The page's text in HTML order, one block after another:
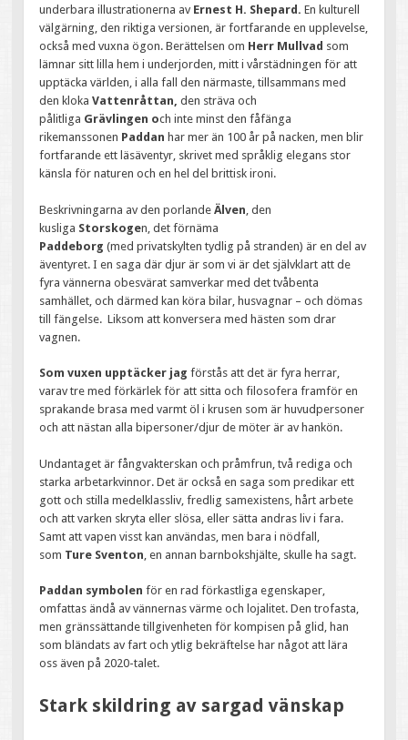
underbara illustrationerna av Ernest H. Shepard. En kulturell
välgärning, den riktiga versionen, är fortfarande en upplevelse,
också med vuxna ögon. Berättelsen om Herr Mullvad som
lämnar sitt lilla hem i underjorden, mitt i vårstädningen för att
upptäcka världen, i alla fall den närmaste, tillsammans med
den klokaVattenråttan, den sträva och
pålitliga Grävlingen och inte minst den fåfänga
rikemanssonen Paddan har mer än 100 år på nacken, men blir
fortfarande ett läsäventyr, skrivet med språklig elegans stor
känsla för naturen och en hel del brittisk ironi.
Beskrivningarna av den porlandeÄlven , den
kusliga Storskogen, det förnäma
Paddeborg(med privatskylten tydlig på stranden) är en del av
äventyret. I en saga där djur är som vi är det självklart att de
fyra vännerna obesvärat samverkar med det tvåbenta
samhället, och därmed kan köra bilar, husvagnar – och dömas
till fängelse. Liksom att konversera med hästen som drar
vagnen.
Som vuxen upptäcker jag förstås att det är fyra herrar,
varav tre med förkärlek för att sitta och filosofera framför en
sprakande brasa med varmt öl i krusen som är huvudpersoner
och att nästan alla bipersoner/djur de möter är av hankön.
Undantaget är fångvakterskan och pråmfrun, två rediga och
starka arbetarkvinnor. Det är också en saga som predikar ett
gott och stilla medelklassliv, fredlig samexistens, hårt arbete
och att varken skryta eller slösa, eller sätta andras liv i fara.
Samt att vapen visst kan användas, men bara i nödfall,
som Ture Sventon , en annan barnbokshjälte, skulle ha sagt.
Paddan symbolenför en rad förkastliga egenskaper,
omfattas ändå av vännernas värme och lojalitet. Den trofasta,
men gränssättande tillgivenheten för kompisen på glid, han
som bländats av fart och ytlig bekräftelse har något att lära
oss även på 2020-talet.
Stark skildring av sargad vänskap